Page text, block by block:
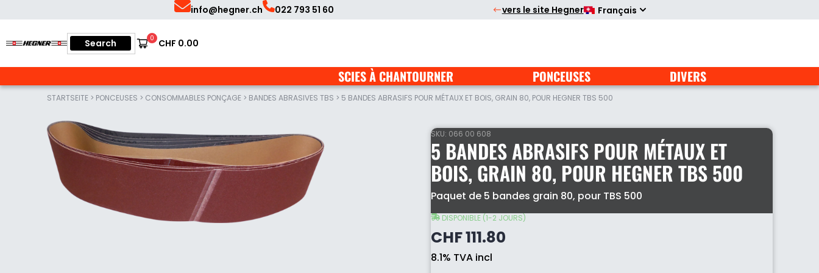
primary
navigation
main
content
info@hegner.ch 022 793 51 60 vers le site Hegner Français
Français
Hegner
0 CHF 0.00
Search
for: Search
SCIES À CHANTOURNER PONCEUSES DIVERS
STARTSEITE> PONCEUSES > CONSOMMABLES PONÇAGE> BANDES ABRASIVES TBS > 5 BANDES ABRASIFS POUR MÉTAUX ET BOIS, GRAIN 80, POUR HEGNER TBS 500
SKU: 066 00 608
5 BANDES ABRASIFS POUR MÉTAUX ET
BOIS, GRAIN 80, POUR HEGNER TBS 500
Paquet de 5 bandes grain 80, pour TBS 500
DISPONIBLE (1-2 JOURS)
CHF111.80
8.1% TVA incl
5
abrasifs
pour
métaux
bois,